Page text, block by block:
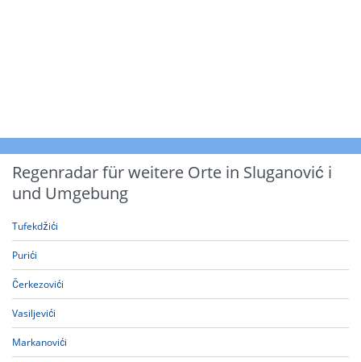
Regenradar für weitere Orte in Sluganović i
und Umgebung
Tufekdžići
Purići
Čerkezovići
Vasiljevići
Markanovići